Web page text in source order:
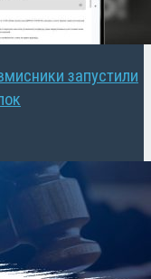
запустили